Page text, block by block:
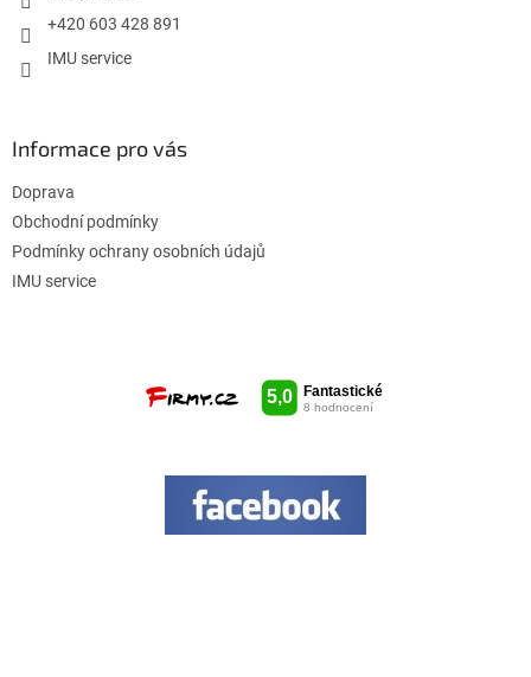
+420 603 428 891
IMU service
Informace pro vás
Doprava
Obchodní podmínky
Podmínky ochrany osobních údajů
IMU service